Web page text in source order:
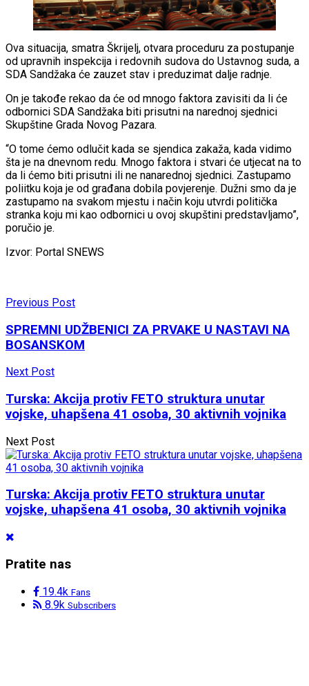
Ova situacija, smatra Škrijelj, otvara proceduru za postupanje
od upravnih inspekcija i redovnih sudova do Ustavnog suda, a
SDA Sandžaka će zauzet stav i preduzimat dalje radnje.
On je takođe rekao da će od mnogo faktora zavisiti da li će
odbornici SDA Sandžaka biti prisutni na narednoj sjednici
Skupštine Grada Novog Pazara.
“O tome ćemo odlučit kada se sjendica zakaža, kada vidimo
šta je na dnevnom redu. Mnogo faktora i stvari će utjecat na to
da li ćemo biti prisutni ili ne nanarednoj sjednici. Zastupamo
poliitku koja je od građana dobila povjerenje. Dužni smo da je
zastupamo na svakom mjestu i način koju utvrdi politička
stranka koju mi kao odbornici u ovoj skupštini predstavljamo”,
poručio je.
Izvor: Portal SNEWS
Previous Post
SPREMNI UDŽBENICI ZA PRVAKE U NASTAVI NA
BOSANSKOM
Next Post
Turska: Akcija protiv FETO struktura unutar
vojske, uhapšena 41 osoba, 30 aktivnih vojnika
Next Post
Turska: Akcija protiv FETO struktura unutar
vojske, uhapšena 41 osoba, 30 aktivnih vojnika
Pratite nas
19.4k Fans
8.9k Subscribers